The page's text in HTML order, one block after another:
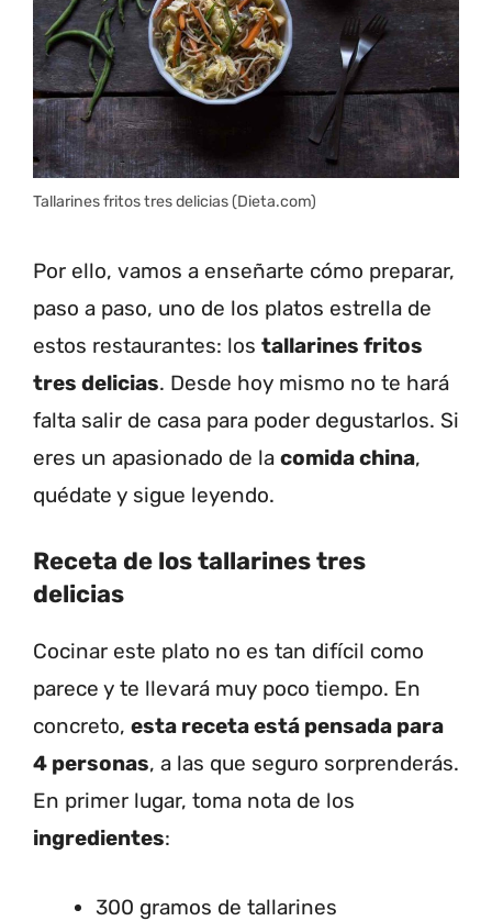
Tallarines fritos tres delicias (Dieta.com)
Por ello, vamos a enseñarte cómo preparar,
paso a paso, uno de los platos estrella de
estos restaurantes: los tallarines fritos
tres delicias. Desde hoy mismo no te hará
falta salir de casa para poder degustarlos. Si
eres un apasionado de la comida china,
quédate y sigue leyendo.
Receta de los tallarines tres
delicias
Cocinar este plato no es tan difícil como
parece y te llevará muy poco tiempo. En
concreto, esta receta está pensada para
4 personas, a las que seguro sorprenderás.
En primer lugar, toma nota de los
ingredientes:
300 gramos de tallarines